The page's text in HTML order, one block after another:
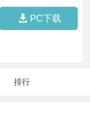
PC下载
排行